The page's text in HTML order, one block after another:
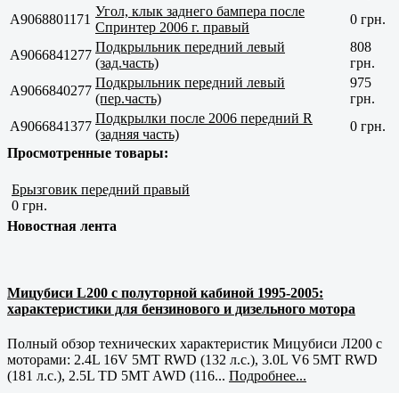
A9068801171
Угол, клык заднего бампера после
Спринтер 2006 г. правый
0 грн.
A9066841277
Подкрыльник передний левый
(зад.часть)
808
грн.
A9066840277
Подкрыльник передний левый
(пер.часть)
975
грн.
A9066841377
Подкрылки после 2006 передний R
(задняя часть)
0 грн.
Просмотренные товары:
Брызговик передний правый
0 грн.
Новостная лента
Мицубиси L200 с полуторной кабиной 1995-2005:
характеристики для бензинового и дизельного мотора
Полный обзор технических характеристик Мицубиси Л200 с
моторами: 2.4L 16V 5MT RWD (132 л.с.), 3.0L V6 5MT RWD
(181 л.с.), 2.5L TD 5MT AWD (116... Подробнее...